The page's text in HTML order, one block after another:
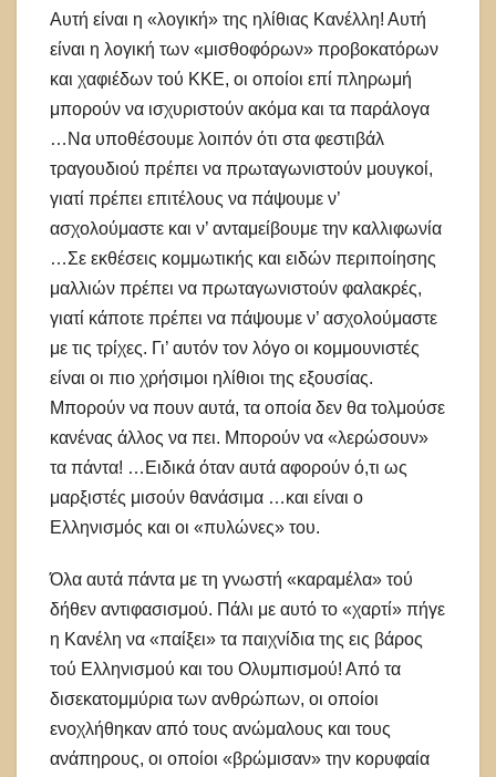
Αυτή είναι η «λογική» της ηλίθιας Κανέλλη! Αυτή
είναι η λογική των «μισθοφόρων» προβοκατόρων
και χαφιέδων τού ΚΚΕ, οι οποίοι επί πληρωμή
μπορούν να ισχυριστούν ακόμα και τα παράλογα
…Να υποθέσουμε λοιπόν ότι στα φεστιβάλ
τραγουδιού πρέπει να πρωταγωνιστούν μουγκοί,
γιατί πρέπει επιτέλους να πάψουμε ν’
ασχολούμαστε και ν’ ανταμείβουμε την καλλιφωνία
…Σε εκθέσεις κομμωτικής και ειδών περιποίησης
μαλλιών πρέπει να πρωταγωνιστούν φαλακρές,
γιατί κάποτε πρέπει να πάψουμε ν’ ασχολούμαστε
με τις τρίχες. Γι’ αυτόν τον λόγο οι κομμουνιστές
είναι οι πιο χρήσιμοι ηλίθιοι της εξουσίας.
Μπορούν να πουν αυτά, τα οποία δεν θα τολμούσε
κανένας άλλος να πει. Μπορούν να «λερώσουν»
τα πάντα! …Ειδικά όταν αυτά αφορούν ό,τι ως
μαρξιστές μισούν θανάσιμα …και είναι ο
Ελληνισμός και οι «πυλώνες» του.
Όλα αυτά πάντα με τη γνωστή «καραμέλα» τού
δήθεν αντιφασισμού. Πάλι με αυτό το «χαρτί» πήγε
η Κανέλη να «παίξει» τα παιχνίδια της εις βάρος
τού Ελληνισμού και του Ολυμπισμού! Από τα
δισεκατομμύρια των ανθρώπων, οι οποίοι
ενοχλήθηκαν από τους ανώμαλους και τους
ανάπηρους, οι οποίοι «βρώμισαν» την κορυφαία